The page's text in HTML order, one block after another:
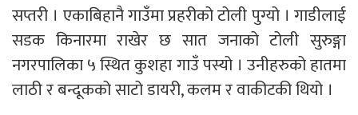
सप्तरी । एकाबिहानै गाउँमा प्रहरीको टोली पुग्यो । गाडीलाई
सडक किनारमा राखेर छ सात जनाको टोली सुरुङ्गा
नगरपालिका ५ स्थित कुशहा गाउँ पस्यो । उनीहरुको हातमा
लाठी र बन्दूकको साटो डायरी, कलम र वाकीटकी थियो ।